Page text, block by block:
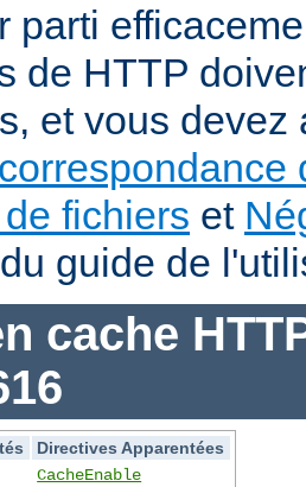
parti
de HTTP
et vous devez
fichiers et
du guide de
cache
Directives Apparentées
CacheEnable